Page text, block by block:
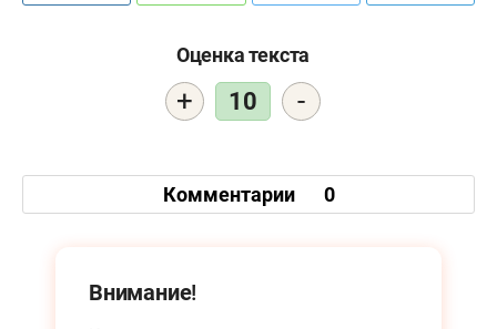
Оценка текста
+ 10 -
Комментарии 0
Внимание!